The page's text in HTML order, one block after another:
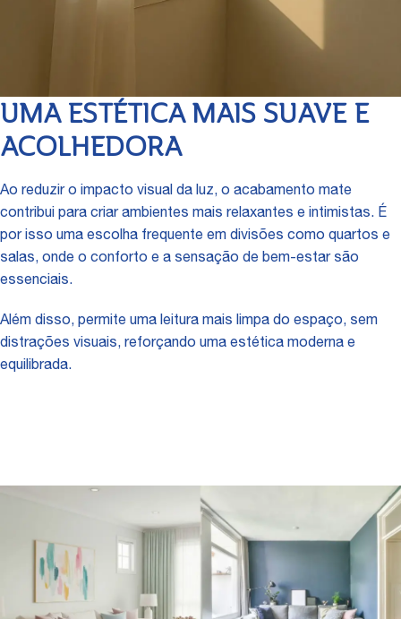
UMA ESTÉTICA MAIS SUAVE E
ACOLHEDORA
Ao reduzir o impacto visual da luz, o acabamento mate
contribui para criar ambientes mais relaxantes e intimistas. É
por isso uma escolha frequente em divisões como quartos e
salas, onde o conforto e a sensação de bem-estar são
essenciais.
Além disso, permite uma leitura mais limpa do espaço, sem
distrações visuais, reforçando uma estética moderna e
equilibrada.